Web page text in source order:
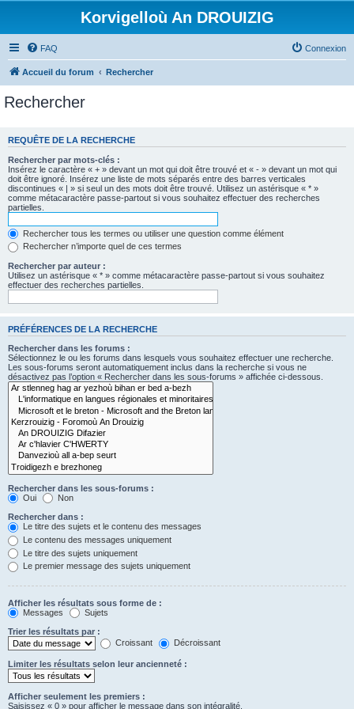
Korvigelloù An DROUIZIG
FAQ Connexion
Accueil du forum Rechercher
Rechercher
REQUÊTE DE LA RECHERCHE
Rechercher par mots-clés :
Insérez le caractère « + » devant un mot qui doit être trouvé et « - » devant un mot qui
doit être ignoré. Insérez une liste de mots séparés entre des barres verticales
discontinues « | » si seul un des mots doit être trouvé. Utilisez un astérisque « * »
comme métacaractère passe-partout si vous souhaitez effectuer des recherches
partielles.
Rechercher tous les termes ou utiliser une question comme élément
Rechercher n’importe quel de ces termes
Rechercher par auteur :
Utilisez un astérisque « * » comme métacaractère passe-partout si vous souhaitez
effectuer des recherches partielles.
PRÉFÉRENCES DE LA RECHERCHE
Rechercher dans les forums :
Sélectionnez le ou les forums dans lesquels vous souhaitez effectuer une recherche.
Les sous-forums seront automatiquement inclus dans la recherche si vous ne
désactivez pas l’option « Rechercher dans les sous-forums » affichée ci-dessous.
Rechercher dans les sous-forums :
Oui
Non
Rechercher dans :
Le titre des sujets et le contenu des messages
Le contenu des messages uniquement
Le titre des sujets uniquement
Le premier message des sujets uniquement
Afficher les résultats sous forme de :
Messages
Sujets
Trier les résultats par :
Croissant
Décroissant
Limiter les résultats selon leur ancienneté :
Afficher seulement les premiers :
Saisissez « 0 » pour afficher le message dans son intégralité.